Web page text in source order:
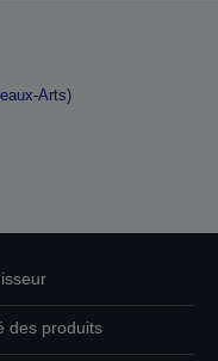
Arts)
des produits